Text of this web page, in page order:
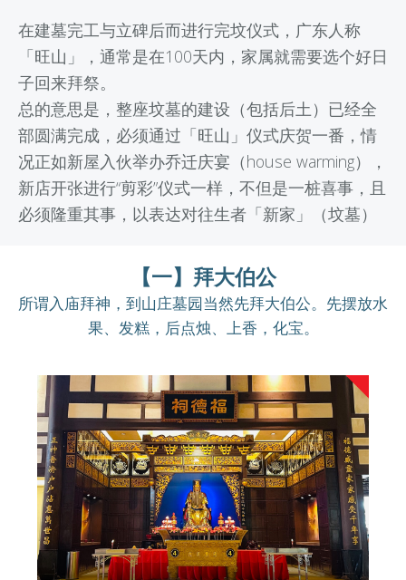
在建墓完工与立碑后而进行完坟仪式，广东人称
「旺山」，通常是在100天内，家属就需要选个好日
子回来拜祭。
总的意思是，整座坟墓的建设（包括后土）已经全
部圆满完成，必须通过「旺山」仪式庆贺一番，情
况正如新屋入伙举办乔迁庆宴（house warming），
新店开张进行“剪彩”仪式一样，不但是一桩喜事，且
必须隆重其事，以表达对往生者「新家」（坟墓）
【一】拜大伯公
所谓入庙拜神，到山庄墓园当然先拜大伯公。先摆放水
果、发糕，后点烛、上香，化宝。